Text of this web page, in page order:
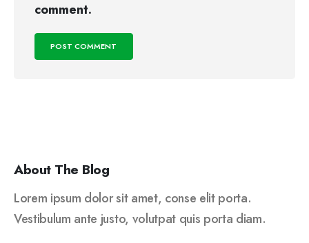
comment.
About The Blog
Lorem ipsum dolor sit amet, conse elit porta.
Vestibulum ante justo, volutpat quis porta diam.